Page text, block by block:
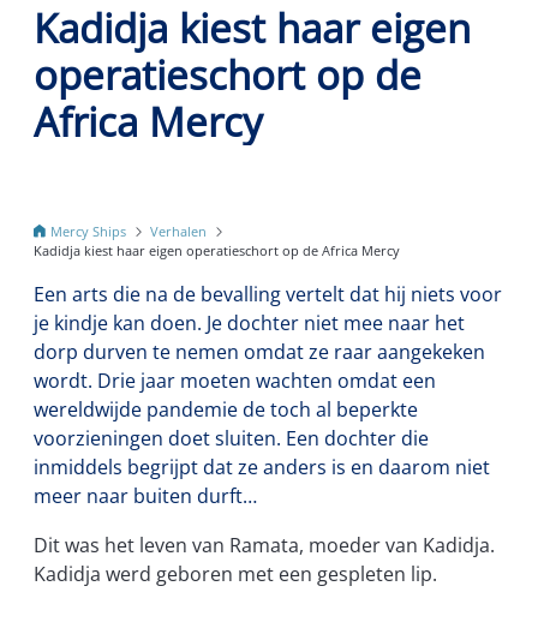
Kadidja kiest haar eigen
operatieschort op de
Africa Mercy
Mercy Ships
Verhalen
Kadidja kiest haar eigen operatieschort op de Africa Mercy
Een arts die na de bevalling vertelt dat hij niets voor
je kindje kan doen. Je dochter niet mee naar het
dorp durven te nemen omdat ze raar aangekeken
wordt. Drie jaar moeten wachten omdat een
wereldwijde pandemie de toch al beperkte
voorzieningen doet sluiten. Een dochter die
inmiddels begrijpt dat ze anders is en daarom niet
meer naar buiten durft…
Dit was het leven van Ramata, moeder van Kadidja.
Kadidja werd geboren met een gespleten lip.